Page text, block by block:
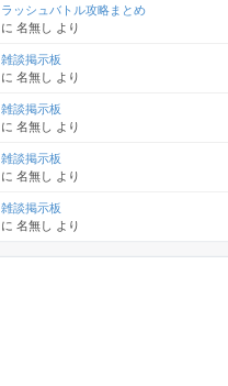
ラッシュバトル攻略まとめ
に 名無し より
雑談掲示板
に 名無し より
雑談掲示板
に 名無し より
雑談掲示板
に 名無し より
雑談掲示板
に 名無し より